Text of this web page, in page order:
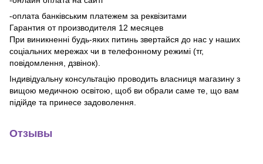
-оплата банківським платежем за реквізитами
Гарантия от производителя 12 месяцев
При виникненні будь-яких питинь звертайся до нас у наших
соціальних мережах чи в телефонному режимі (тг,
повідомлення, дзвінок).
Індивідуальну консультацію проводить власниця магазину з
вищою медичною освітою, щоб ви обрали саме те, що вам
підійде та принесе задоволення.
Отзывы